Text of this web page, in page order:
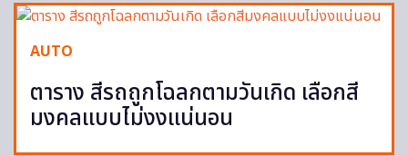
AUTO
ตาราง สีรถถูกโฉลกตามวันเกิด เลือกสี
มงคลแบบไม่งงแน่นอน